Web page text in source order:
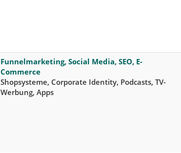
Funnelmarketing, Social Media, SEO, E-
Commerce
Shopsysteme, Corporate Identity, Podcasts, TV-
Werbung, Apps